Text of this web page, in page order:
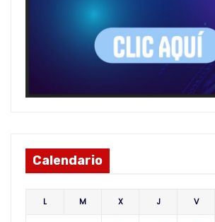
Calendario
L M X J V